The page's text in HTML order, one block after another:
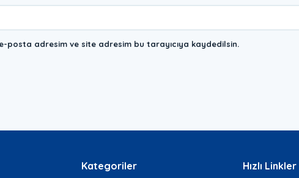
posta adresim ve site adresim bu tarayıcıya kaydedilsin.
Kategoriler Hızlı Linkler